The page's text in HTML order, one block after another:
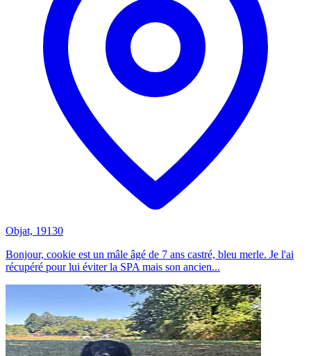
Objat, 19130
Bonjour, cookie est un mâle âgé de 7 ans castré, bleu merle. Je l'ai
récupéré pour lui éviter la SPA mais son ancien...